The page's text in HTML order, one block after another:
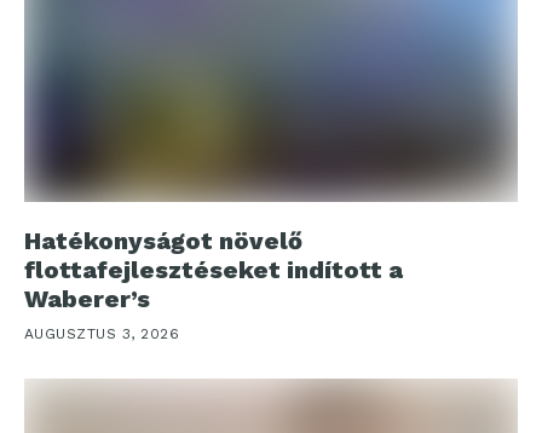
Hatékonyságot növelő
flottafejlesztéseket indított a
Waberer’s
AUGUSZTUS 3, 2026